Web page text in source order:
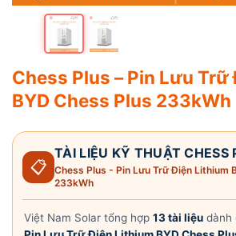
Chess Plus – Pin Lưu
BYD Chess Plus 233kWh
📋
TÀI LIỆU KỸ THUẬT CHESS
Chess Plus - Pin Lưu Trữ Điện Lithium
233kWh
Việt Nam Solar tổng hợp 13 tài liệu dành